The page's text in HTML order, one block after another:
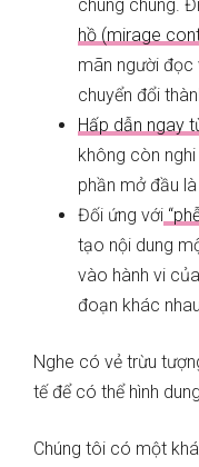
chung chung.
hồ (mirage
mãn người đọc
chuyển đổi
Hấp dẫn ngay
không còn
phần mở đầu
Đối ứng với
tạo nội dung
vào hành vi
đoạn khác
Nghe có vẻ trừu
tế để có thể hình
Chúng tôi có một